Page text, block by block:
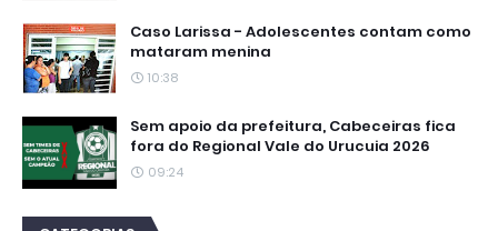
Caso Larissa - Adolescentes contam como
mataram menina
10:38
Sem apoio da prefeitura, Cabeceiras fica
fora do Regional Vale do Urucuia 2026
09:24